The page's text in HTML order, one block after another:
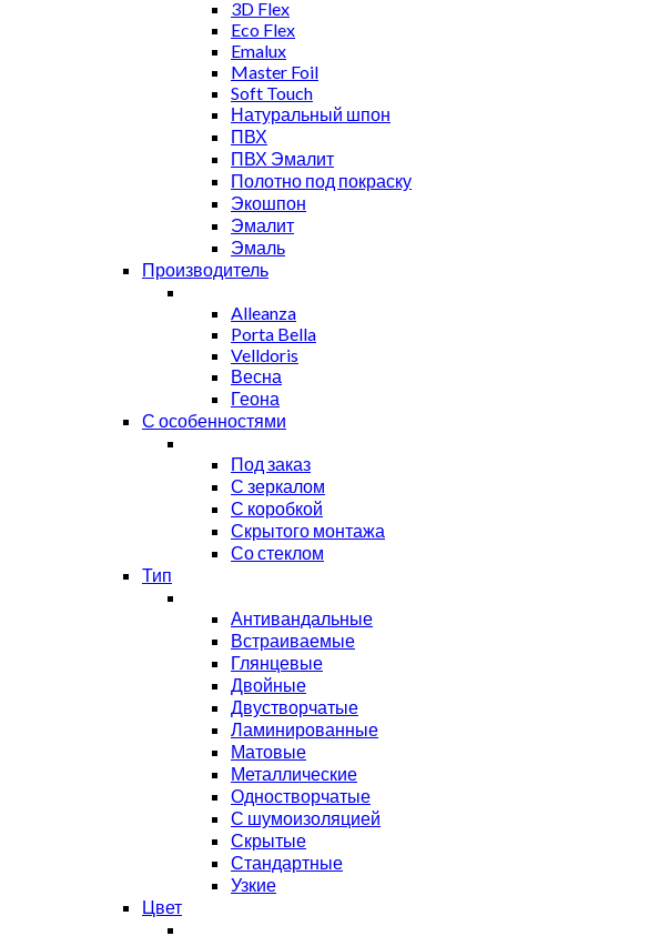
3D Flex
Eco Flex
Emalux
Master Foil
Soft Touch
Натуральный шпон
ПВХ
ПВХ Эмалит
Полотно под покраску
Экошпон
Эмалит
Эмаль
Производитель
Alleanza
Porta Bella
Velldoris
Весна
Геона
С особенностями
Под заказ
С зеркалом
С коробкой
Скрытого монтажа
Со стеклом
Тип
Антивандальные
Встраиваемые
Глянцевые
Двойные
Двустворчатые
Ламинированные
Матовые
Металлические
Одностворчатые
С шумоизоляцией
Скрытые
Стандартные
Узкие
Цвет